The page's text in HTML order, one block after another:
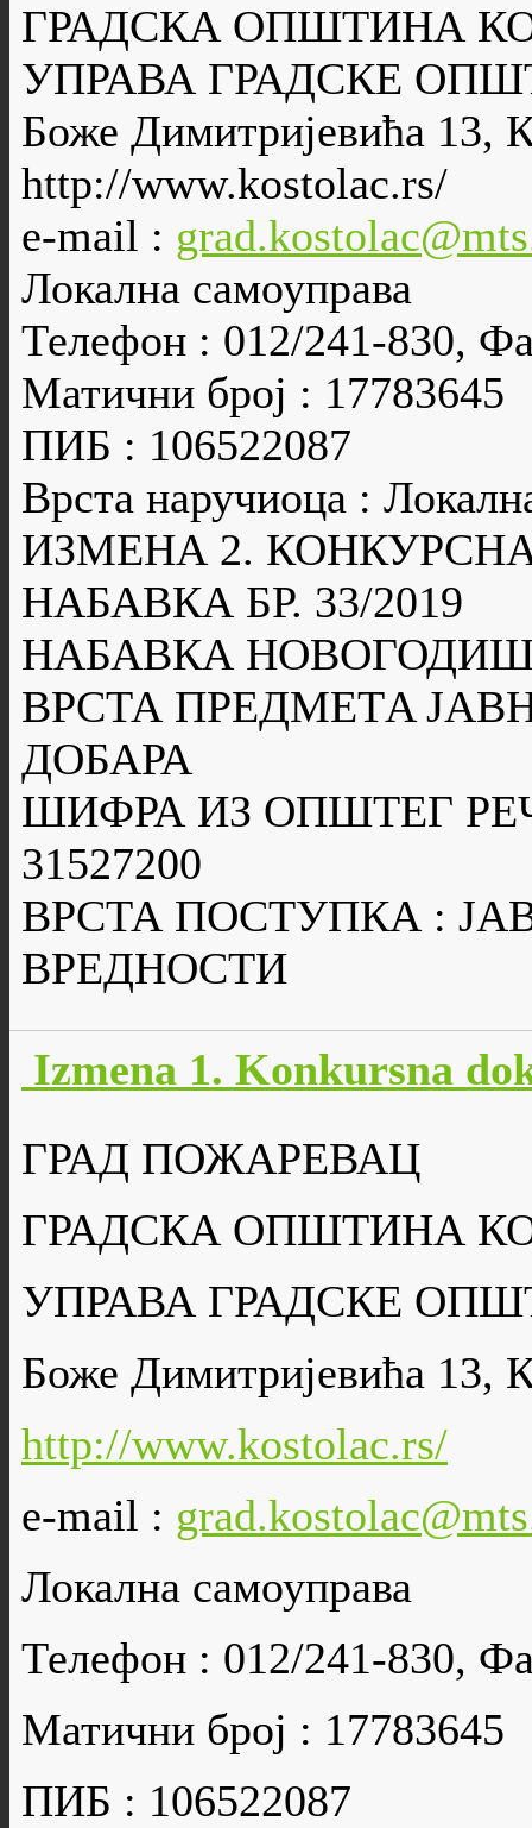
ГРАДСКА ОПШТИНА
УПРАВА ГРАДСКЕ
Боже Димитријевића 13,
http://www.kostolac.rs/
e-mail :
Локална самоуправа
Телефон : 012/241-830,
Матични број : 17783645
ПИБ : 106522087
Врста наручиоца :
ИЗМЕНА 2.
НАБАВКА БР. 33/2019
НАБАВКА
ВРСТА ПРЕДМЕТA
ДОБАРА
ШИФРА ИЗ ОПШТЕГ
31527200
ВРСТА ПОСТУПКА :
ВРЕДНОСТИ
Izmena 1. Konkursna
ГРАД ПОЖАРЕВАЦ
ГРАДСКА ОПШТИНА
УПРАВА ГРАДСКЕ
Боже Димитријевића 13,
http://www.kostolac.rs/
e-mail :
Локална самоуправа
Телефон : 012/241-830,
Матични број : 17783645
ПИБ : 106522087